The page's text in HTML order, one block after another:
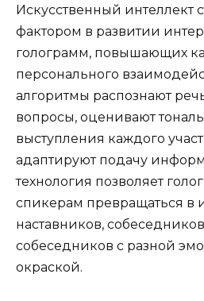
Искусственный интеллект
фактором в развитии
голограмм, повышающих
персонального
алгоритмы распознают
вопросы, оценивают
выступления каждого
адаптируют подачу
технология позволяет
спикерам превращаться в
наставников,
собеседников с разной
окраской.